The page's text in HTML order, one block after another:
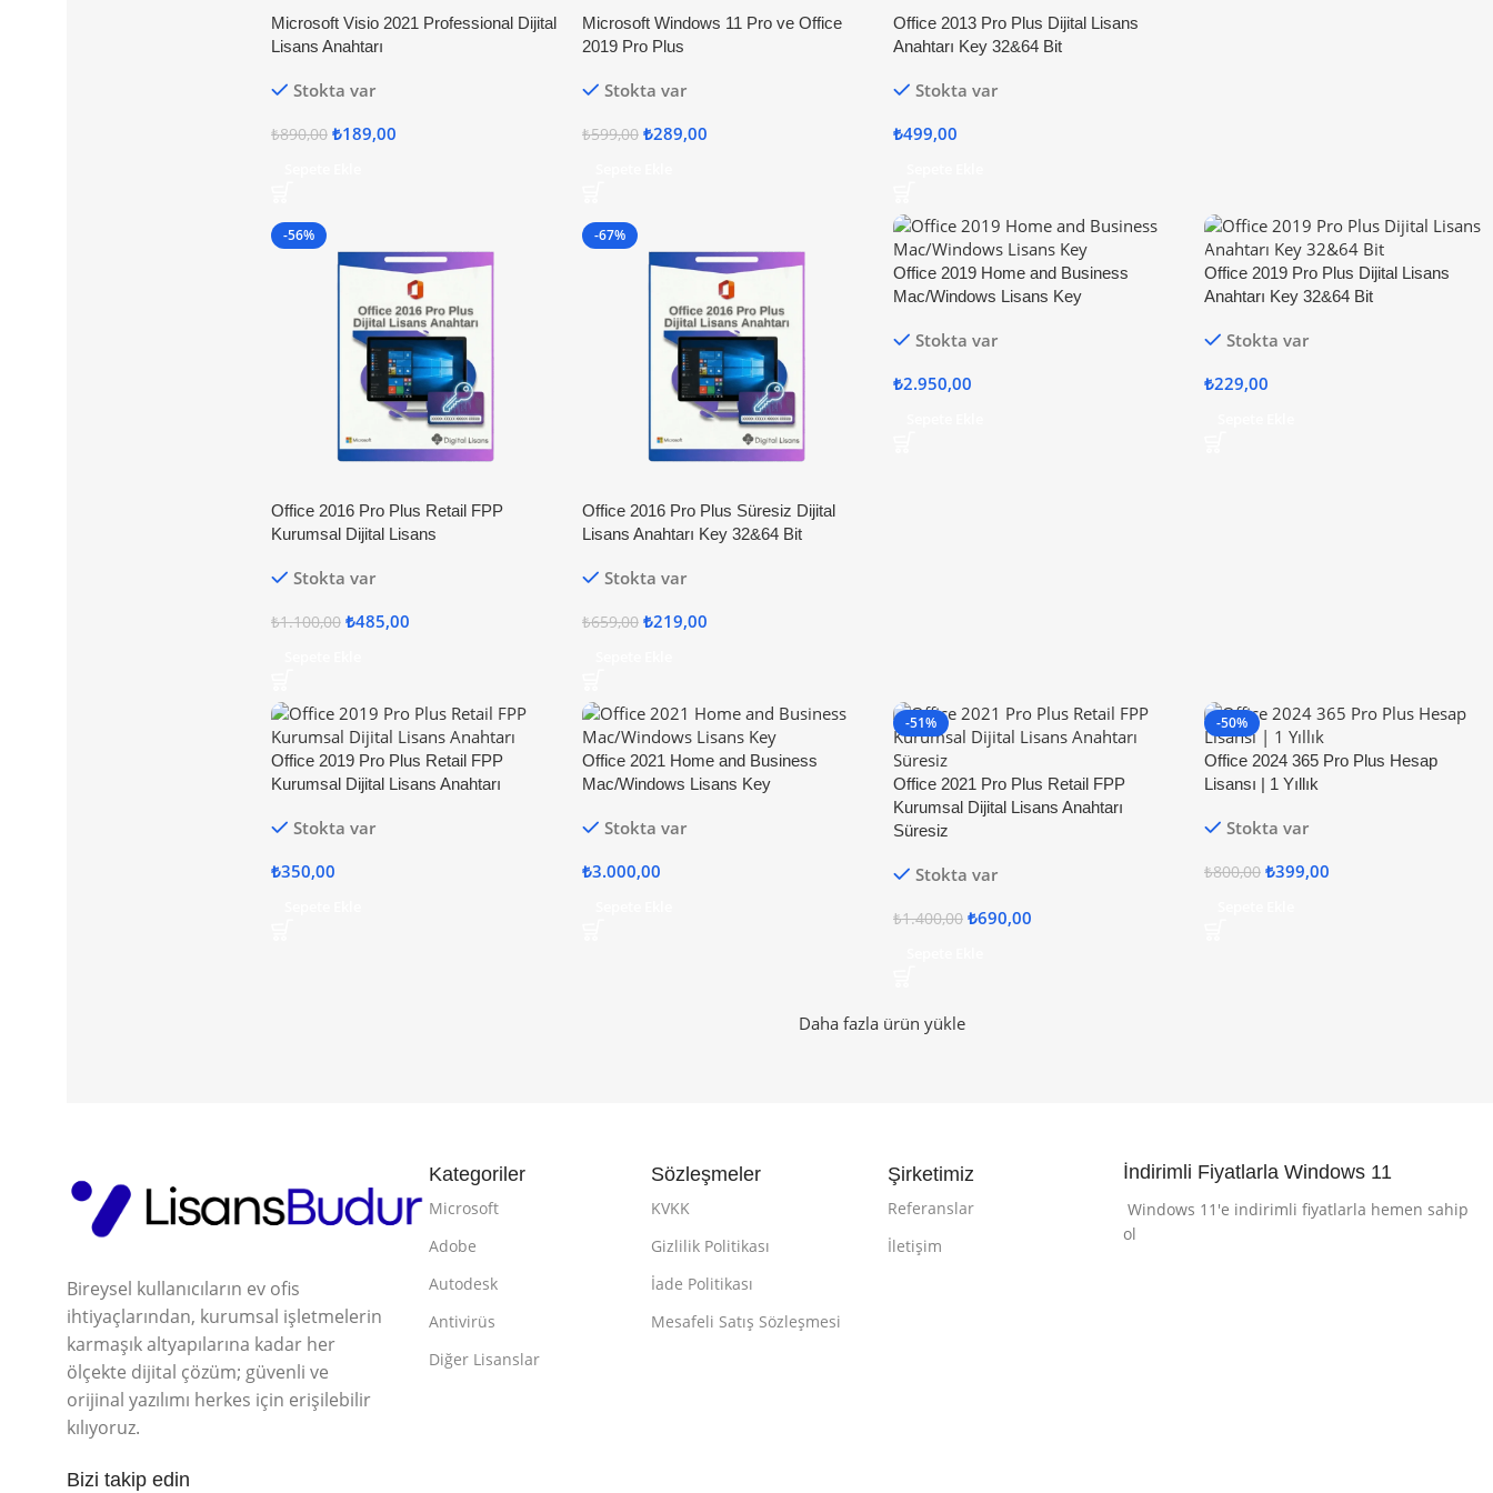
Microsoft Visio 2021 Professional Dijital
Lisans Anahtarı
Stokta var
₺890,00 ₺189,00
Microsoft Windows 11 Pro ve Office
2019 Pro Plus
Stokta var
₺599,00 ₺289,00
Office 2013 Pro Plus Dijital Lisans
Anahtarı Key 32&64 Bit
Stokta var
₺499,00
-56%
Office 2016 Pro Plus Retail FPP
Kurumsal Dijital Lisans
Stokta var
₺1.100,00 ₺485,00
-67%
Office 2016 Pro Plus Süresiz Dijital
Lisans Anahtarı Key 32&64 Bit
Stokta var
₺659,00 ₺219,00
Office 2019 Home and Business
Mac/Windows Lisans Key
Stokta var
₺2.950,00
Office 2019 Pro Plus Dijital Lisans
Anahtarı Key 32&64 Bit
Stokta var
₺229,00
Office 2019 Pro Plus Retail FPP
Kurumsal Dijital Lisans Anahtarı
Stokta var
₺350,00
Office 2021 Home and Business
Mac/Windows Lisans Key
Stokta var
₺3.000,00
-51%
Office 2021 Pro Plus Retail FPP
Kurumsal Dijital Lisans Anahtarı
Süresiz
Stokta var
₺1.400,00 ₺690,00
-50%
Office 2024 365 Pro Plus Hesap
Lisansı | 1 Yıllık
Stokta var
₺800,00 ₺399,00
Daha fazla ürün yükle
Bireysel kullanıcıların ev ofis
ihtiyaçlarından, kurumsal işletmelerin
karmaşık altyapılarına kadar her
ölçekte dijital çözüm; güvenli ve
orijinal yazılımı herkes için erişilebilir
kılıyoruz.
Bizi takip edin
Kategoriler
Microsoft
Adobe
Autodesk
Antivirüs
Diğer Lisanslar
Sözleşmeler
KVKK
Gizlilik Politikası
İade Politikası
Mesafeli Satış Sözleşmesi
Şirketimiz
Referanslar
İletişim
İndirimli Fiyatlarla Windows 11
Windows 11'e indirimli fiyatlarla hemen sahip
ol